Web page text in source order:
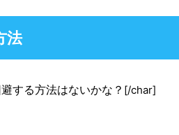
法
する方法はないかな？ [/char]